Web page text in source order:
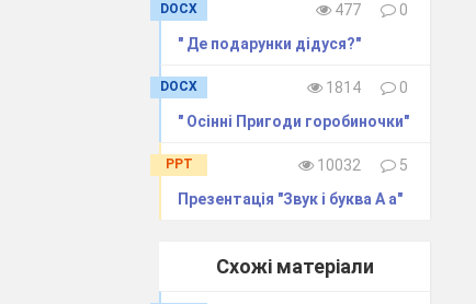
DOCX 477
0
" Де подарунки дідуся?"
DOCX 1814
0
" Осінні Пригоди горобиночки"
PPT 10032
5
Презентація "Звук і буква А а"
Схожі матеріали